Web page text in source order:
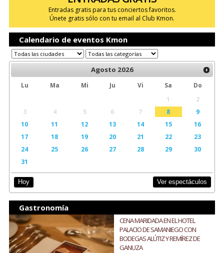
Entradas gratis para tus conciertos favoritos.
Únete gratis sólo con tu email al Club Kmon.
Calendario de eventos Kmon
Agosto 2026
Lu Ma Mi Ju Vi Sa
Do
1
2
3
4 5 6 7 8
9
10
11 12 13 14 15
16
17
18 19 20 21 22
23
24
25 26 27 28 29
30
31
Hoy Ver espectáculos
Gastronomía
CENA MARIDADA EN EL HOTEL
PALACIO DE SAMANIEGO CON
BODEGAS ALÚTIZ Y REMÍREZ DE
GANUZA